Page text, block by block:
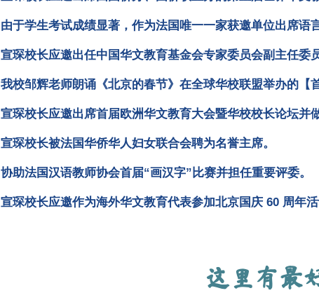
由于学生考试成绩显著，作为法国唯一一家获邀单位出席语
宣琛校长应邀出任中国华文教育基金会专家委员会副主任委员
我校邹辉老师朗诵《北京的春节》在全球华校联盟举办的【
宣琛校长应邀出席首届欧洲华文教育大会暨华校校长论坛并
宣琛校长被法国华侨华人妇女联合会聘为名誉主席。
协助法国汉语教师协会首届“画汉字”比赛并担任重要评委。
宣琛校长应邀作为海外华文教育代表参加北京国庆 60 周年活
这里有最